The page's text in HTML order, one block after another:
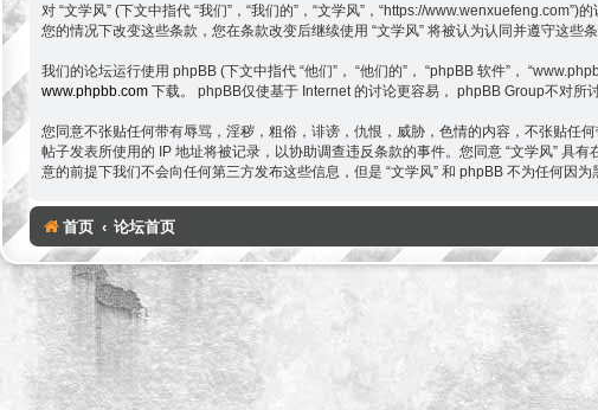
对 “文学风” (下文中指代 “我们”，“我们的”，“文学风”，“https://
您的情况下改变这些条款，您在条款改变后继续使用 “文学风” 将被认为认同并遵守这些条
我们的论坛运行使用 phpBB (下文中指代 “他们”， “他们的”， “phpBB 软件”，
www.phpbb.com 下载。 phpBB仅使基于 Internet 的讨论更容易， phpBB Group不对
您同意不张贴任何带有辱骂，淫秽，粗俗，诽谤，仇恨，威胁，色情的内容，不张贴任
帖子发表所使用的 IP 地址将被记录，以协助调查违反条款的事件。您同意 “文学风” 具
意的前提下我们不会向任何第三方发布这些信息，但是 “文学风” 和 phpBB 不为任何因
首页 论坛首页